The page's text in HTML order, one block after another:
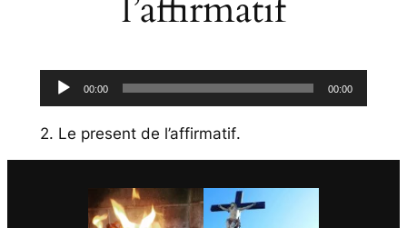
l’affirmatif
Lecteur
audio
00:00 00:00
2. Le present de l’affirmatif.